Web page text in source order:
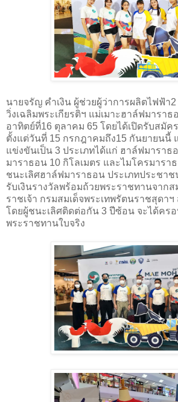
นายจรัญ คำเงิน ผู้ช่วยผู้ว่าการผลิตไฟฟ้า
วิ่งเฉลิมพระเกียรติฯ แม่เมาะฮาล์ฟมารา
อาทิตย์ที่16 ตุลาคม 65 โดยได้เปิดรับสมั
ตั้งแต่วันที่ 15 กรกฎาคมถึง15 กันยายนนี้
แข่งขันเป็น 3 ประเภทได้แก่ ฮาล์ฟมาราธ
มาราธอน 10 กิโลเมตร และไมโครมารา
ชนะเลิศฮาล์ฟมาราธอน ประเภทประชาช
รับเงินรางวัลพร้อมถ้วยพระราชทานจากส
ราชเจ้า กรมสมเด็จพระเทพรัตนราชสุดา
โดยผู้ชนะเลิศติดต่อกัน 3 ปีซ้อน จะได้คร
พระราชทานใบจริง